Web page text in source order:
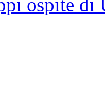
ospite di